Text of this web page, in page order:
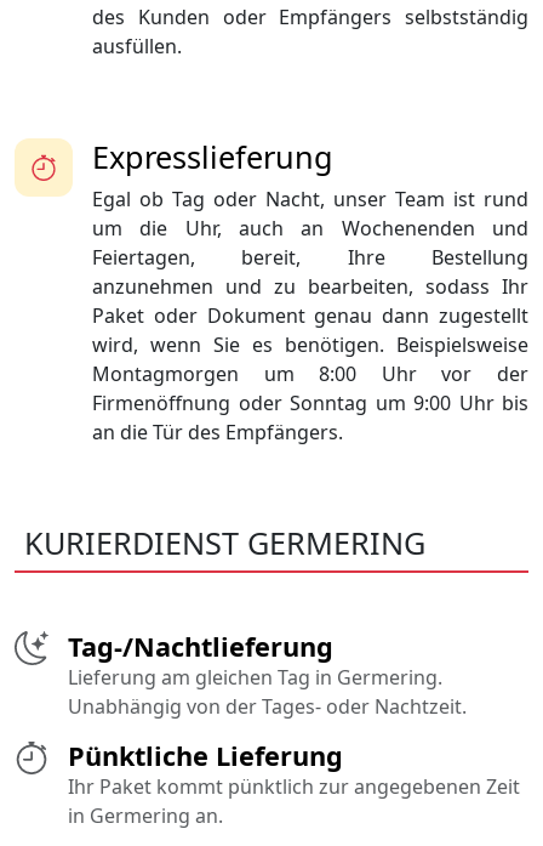
des Kunden oder Empfängers selbstständig
ausfüllen.
Expresslieferung
Egal ob Tag oder Nacht, unser Team ist rund
um die Uhr, auch an Wochenenden und
Feiertagen, bereit, Ihre Bestellung
anzunehmen und zu bearbeiten, sodass Ihr
Paket oder Dokument genau dann zugestellt
wird, wenn Sie es benötigen. Beispielsweise
Montagmorgen um 8:00 Uhr vor der
Firmenöffnung oder Sonntag um 9:00 Uhr bis
an die Tür des Empfängers.
KURIERDIENST GERMERING
Pünktliche Lieferung
Ihr Paket kommt pünktlich zur angegebenen Zeit
in Germering an.
Tag-/Nachtlieferung
Lieferung am gleichen Tag in Germering.
Unabhängig von der Tages- oder Nachtzeit.